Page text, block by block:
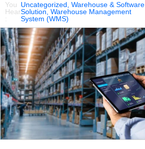
You
Hear
:
Uncategorized ,Warehouse & Software
Solution ,Warehouse Management
System (WMS)